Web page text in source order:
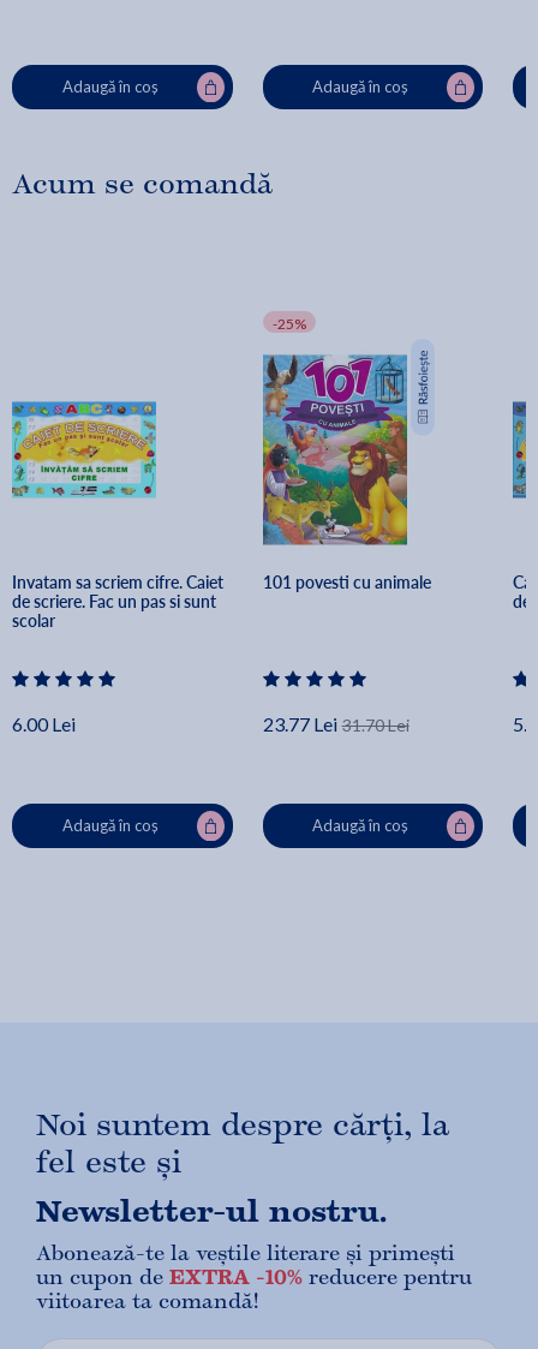
Adaugă în coș Adaugă în coș
Acum se comandă
Invatam sa scriem cifre. Caiet
de scriere. Fac un pas si sunt
scolar
6.00 Lei
Adaugă în coș
-25%
101 povesti cu animale
23.77 Lei 31.70 Lei
Adaugă în coș
Noi suntem despre cărți, la
fel este și
Newsletter-ul nostru.
Abonează-te la veștile literare și primești
un cupon de EXTRA -10% reducere pentru
viitoarea ta comandă!